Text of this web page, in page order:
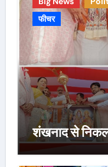
फीचर
शंखनाद से